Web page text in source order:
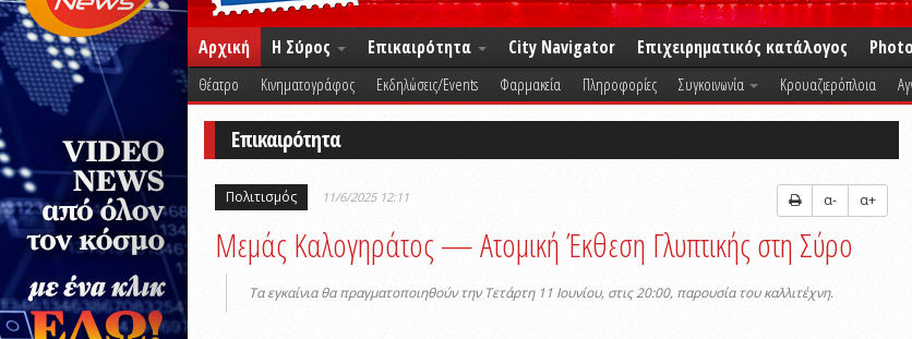
Αρχική Η Σύρος Επικαιρότητα City Navigator Επιχειρηματικός κατάλογος
Θέατρο Κινηματογράφος Εκδηλώσεις/Events Φαρμακεία Πληροφορίες Συγκοινωνία Κρουαζιερόπλοια
Επικαιρότητα
Πολιτισμός 11/6/2025 12:11 α- α+
Μεμάς Καλογηράτος — Ατομική Έκθεση Γλυπτικής στη Σύρο
Τα εγκαίνια θα πραγματοποιηθούν την Τετάρτη 11 Ιουνίου, στις 20:00, παρουσία του καλλιτέχνη.